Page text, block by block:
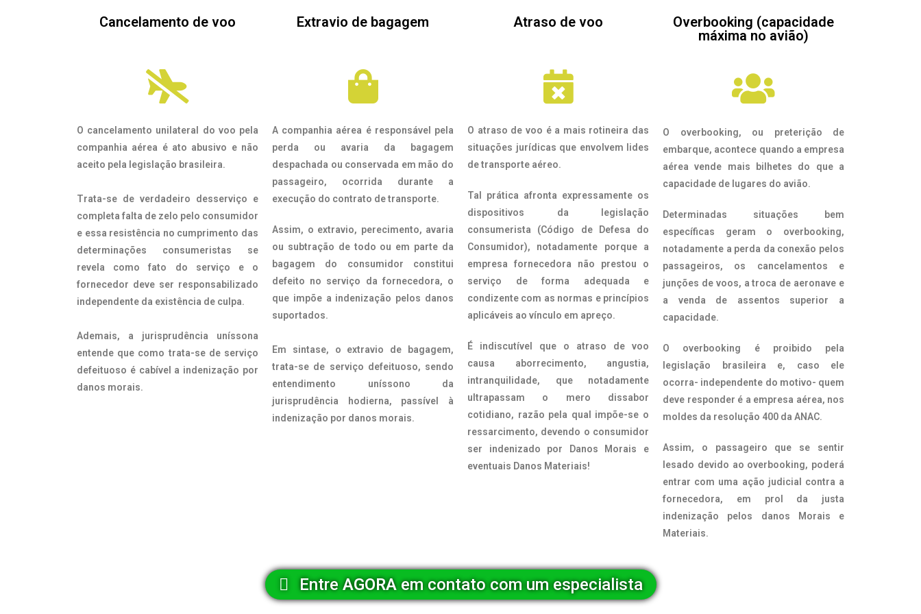
Cancelamento de voo
O cancelamento unilateral do voo pela
companhia aérea é ato abusivo e não
aceito pela legislação brasileira.
Trata-se de verdadeiro desserviço e
completa falta de zelo pelo consumidor
e essa resistência no cumprimento das
determinações consumeristas se
revela como fato do serviço e o
fornecedor deve ser responsabilizado
independente da existência de culpa.
Ademais, a jurisprudência uníssona
entende que como trata-se de serviço
defeituoso é cabível a indenização por
danos morais.
Extravio de bagagem
A companhia aérea é responsável pela
perda ou avaria da bagagem
despachada ou conservada em mão do
passageiro, ocorrida durante a
execução do contrato de transporte.
Assim, o extravio, perecimento, avaria
ou subtração de todo ou em parte da
bagagem do consumidor constitui
defeito no serviço da fornecedora, o
que impõe a indenização pelos danos
suportados.
Em sintase, o extravio de bagagem,
trata-se de serviço defeituoso, sendo
entendimento uníssono da
jurisprudência hodierna, passível à
indenização por danos morais.
Atraso de voo
O atraso de voo é a mais rotineira das
situações jurídicas que envolvem lides
de transporte aéreo.
Tal prática afronta expressamente os
dispositivos da legislação
consumerista (Código de Defesa do
Consumidor), notadamente porque a
empresa fornecedora não prestou o
serviço de forma adequada e
condizente com as normas e princípios
aplicáveis ao vínculo em apreço.
É indiscutível que o atraso de voo
causa aborrecimento, angustia,
intranquilidade, que notadamente
ultrapassam o mero dissabor
cotidiano, razão pela qual impõe-se o
ressarcimento, devendo o consumidor
ser indenizado por Danos Morais e
eventuais Danos Materiais!
Overbooking (capacidade
máxima no avião)
O overbooking, ou preterição de
embarque, acontece quando a empresa
aérea vende mais bilhetes do que a
capacidade de lugares do avião.
Determinadas situações bem
específicas geram o overbooking,
notadamente a perda da conexão pelos
passageiros, os cancelamentos e
junções de voos, a troca de aeronave e
a venda de assentos superior a
capacidade.
O overbooking é proibido pela
legislação brasileira e, caso ele
ocorra- independente do motivo- quem
deve responder é a empresa aérea, nos
moldes da resolução 400 da ANAC.
Assim, o passageiro que se sentir
lesado devido ao overbooking, poderá
entrar com uma ação judicial contra a
fornecedora, em prol da justa
indenização pelos danos Morais e
Materiais.
EntreAGORAem contato com um especialista